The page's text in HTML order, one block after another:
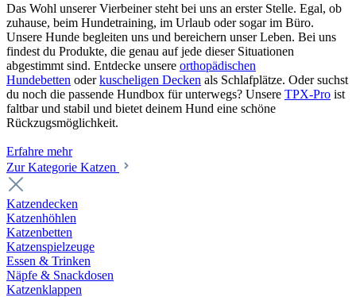
Das Wohl unserer Vierbeiner steht bei uns an erster Stelle. Egal, ob
zuhause, beim Hundetraining, im Urlaub oder sogar im Büro.
Unsere Hunde begleiten uns und bereichern unser Leben. Bei uns
findest du Produkte, die genau auf jede dieser Situationen
abgestimmt sind. Entdecke unsere orthopädischen
Hundebetten oderkuscheligen Decken als Schlafplätze. Oder suchst
du noch die passende Hundbox für unterwegs? Unsere TPX-Pro ist
faltbar und stabil und bietet deinem Hund eine schöne
Rückzugsmöglichkeit.
Erfahre mehr
Zur Kategorie Katzen
Katzendecken
Katzenhöhlen
Katzenbetten
Katzenspielzeuge
Essen & Trinken
Näpfe & Snackdosen
Katzenklappen